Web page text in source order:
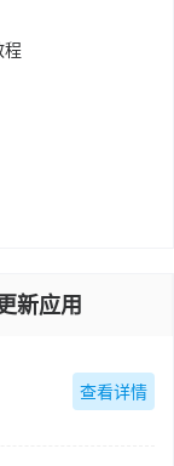
程
新应用
查看详情